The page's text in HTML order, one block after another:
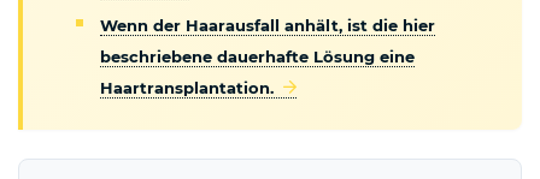
Wenn der Haarausfall anhält, ist die hier
beschriebene dauerhafte Lösung eine
Haartransplantation.